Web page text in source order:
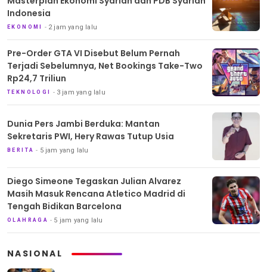
Indonesia
EKONOMI 2 jam yang lalu
Pre-Order GTA VI Disebut Belum Pernah
Terjadi Sebelumnya, Net Bookings Take-Two
Rp24,7 Triliun
TEKNOLOGI 3 jam yang lalu
Dunia Pers Jambi Berduka: Mantan
Sekretaris PWI, Hery Rawas Tutup Usia
BERITA 5 jam yang lalu
Diego Simeone Tegaskan Julian Alvarez
Masih Masuk Rencana Atletico Madrid di
Tengah Bidikan Barcelona
OLAHRAGA 5 jam yang lalu
NASIONAL